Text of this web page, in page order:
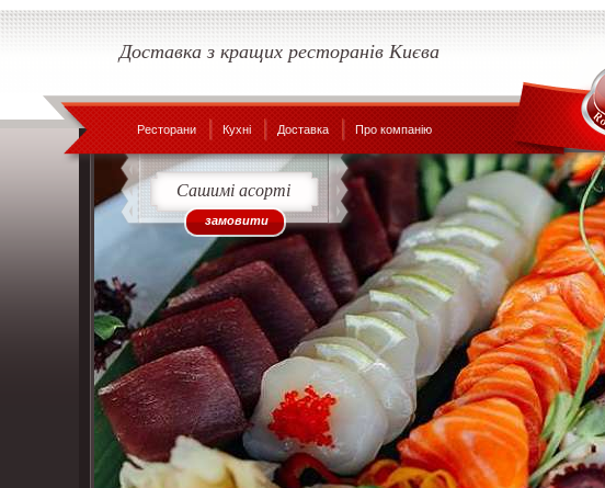
Доставка з кращих ресторанів Києва
Ресторани Кухні Доставка Про компанію
Сашимі асорті
замовити